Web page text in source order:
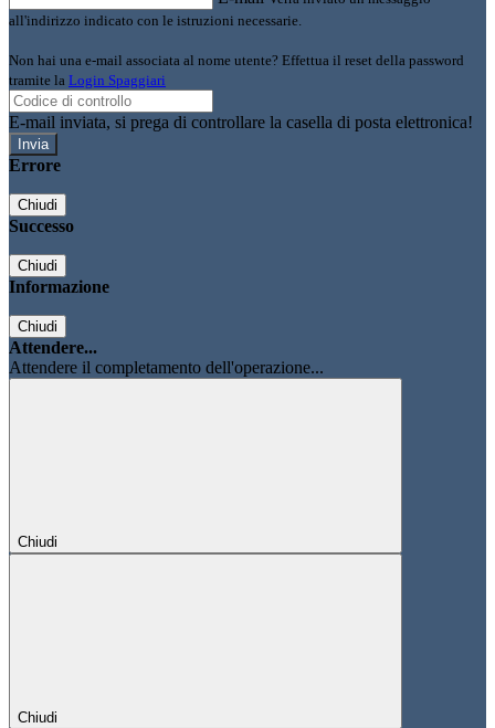
all'indirizzo indicato con le istruzioni necessarie.
Non hai una e-mail associata al nome utente? Effettua il reset della password
tramite la Login Spaggiari
E-mail inviata, si prega di controllare la casella di posta elettronica!
Errore
Chiudi
Successo
Chiudi
Informazione
Chiudi
Attendere...
Attendere il completamento dell'operazione...
Chiudi
Chiudi